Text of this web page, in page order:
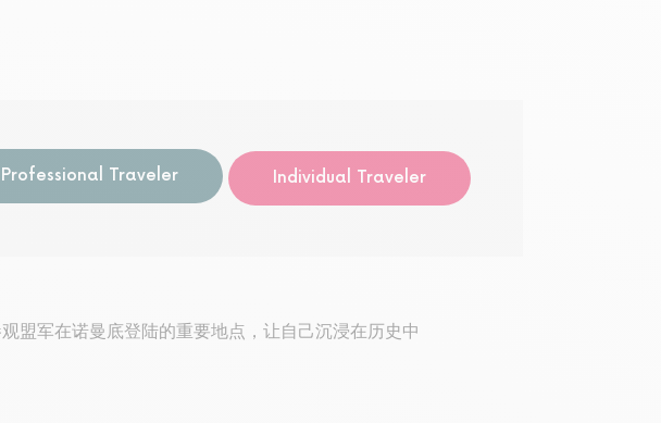
Professional Traveler
Individual Traveler
盟军在诺曼底登陆的重要地点，让自己沉浸在历史中